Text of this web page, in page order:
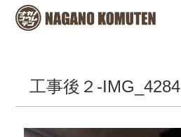
工事後２-IMG_4284